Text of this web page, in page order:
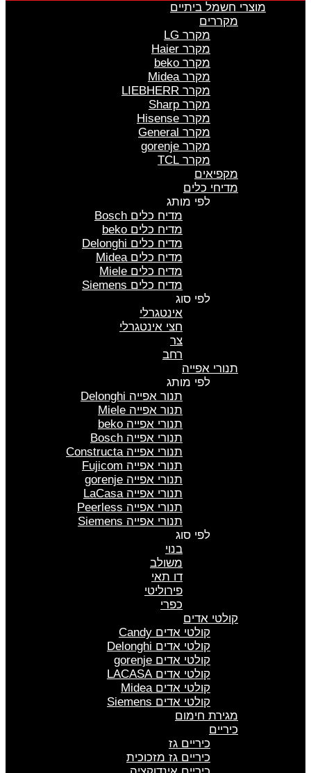
מוצרי חשמל ביתיים
מקררים
מקרר LG
מקרר Haier
מקרר beko
מקרר Midea
מקרר LIEBHERR
מקרר Sharp
מקרר Hisense
מקרר General
מקרר gorenje
מקרר TCL
מקפיאים
מדיחי כלים
לפי מותג
מדיח כלים Bosch
מדיח כלים beko
מדיח כלים Delonghi
מדיח כלים Midea
מדיח כלים Miele
מדיח כלים Siemens
לפי סוג
אינטגרלי
חצי אינטגרלי
צר
רחב
תנורי אפייה
לפי מותג
תנור אפייה Delonghi
תנור אפייה Miele
תנורי אפייה beko
תנורי אפייה Bosch
תנורי אפייה Constructa
תנורי אפייה Fujicom
תנורי אפייה gorenje
תנורי אפייה LaCasa
תנורי אפייה Peerless
תנורי אפייה Siemens
לפי סוג
בנוי
משולב
דו תאי
פירוליטי
כפרי
קולטי אדים
קולטי אדים Candy
קולטי אדים Delonghi
קולטי אדים gorenje
קולטי אדים LACASA
קולטי אדים Midea
קולטי אדים Siemens
מגירת חימום
כיריים
כיריים גז
כיריים גז מזכוכית